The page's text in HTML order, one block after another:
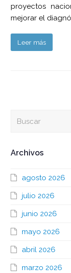
proyectos
mejorar el
Leer más
Archivos
agosto 2026
julio 2026
junio 2026
mayo 2026
abril 2026
marzo 2026